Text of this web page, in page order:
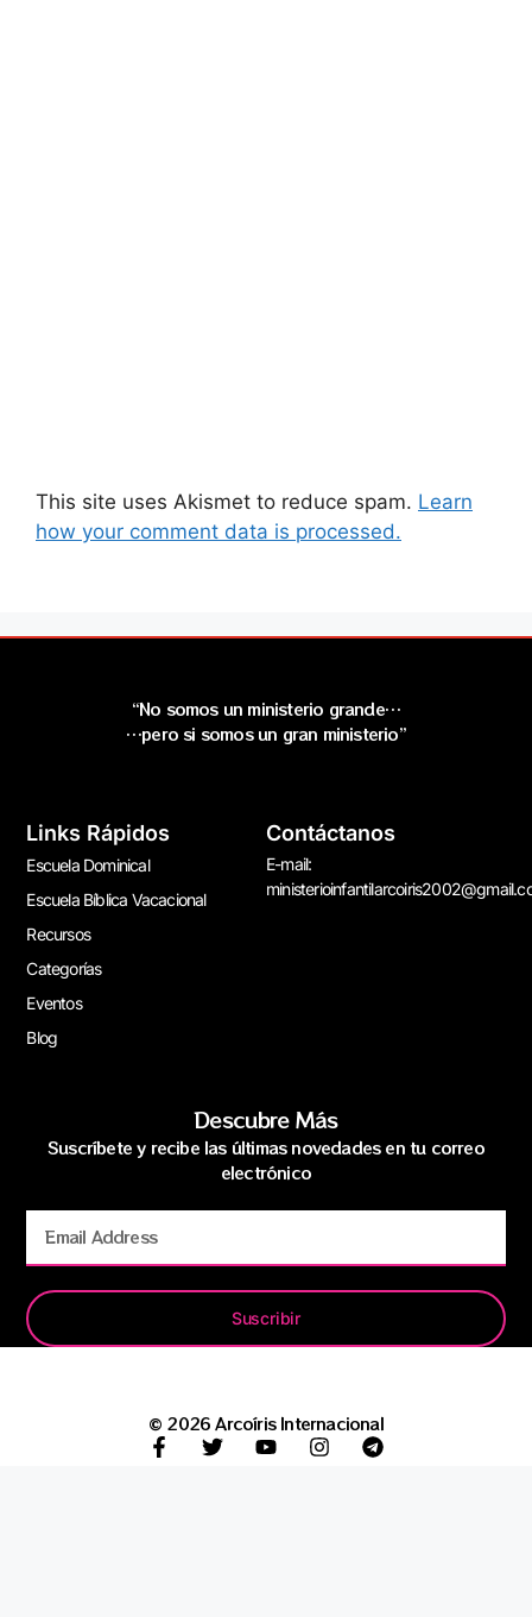
This site uses Akismet to reduce spam. Learn
how your comment data is processed.
“No somos un ministerio grande…
…pero si somos un gran ministerio”
Links Rápidos
Escuela Dominical
Escuela Bíblica Vacacional
Recursos
Categorías
Eventos
Blog
Contáctanos
E-mail:
Descubre Más
Suscríbete y recibe las últimas novedades en tu correo
electrónico
Suscribir
© 2026 Arcoíris Internacional